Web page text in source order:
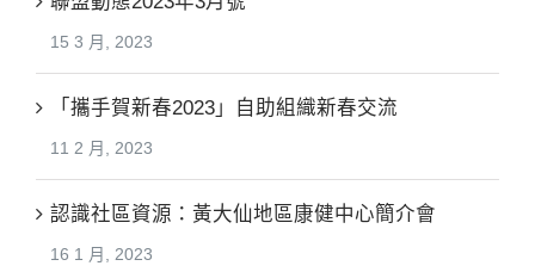
15 3 月, 2023
「攜手賀新春2023」自助組織新春交流
11 2 月, 2023
認識社區資源：黃大仙地區康健中心簡介會
16 1 月, 2023